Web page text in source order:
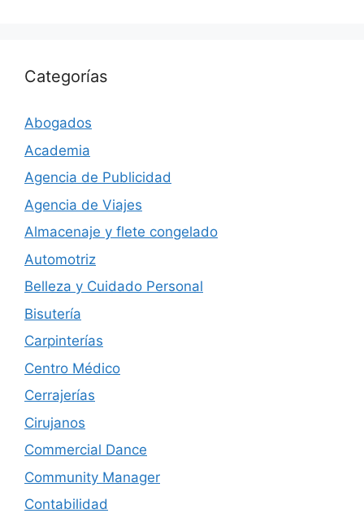
Categorías
Abogados
Academia
Agencia de Publicidad
Agencia de Viajes
Almacenaje y flete congelado
Automotriz
Belleza y Cuidado Personal
Bisutería
Carpinterías
Centro Médico
Cerrajerías
Cirujanos
Commercial Dance
Community Manager
Contabilidad